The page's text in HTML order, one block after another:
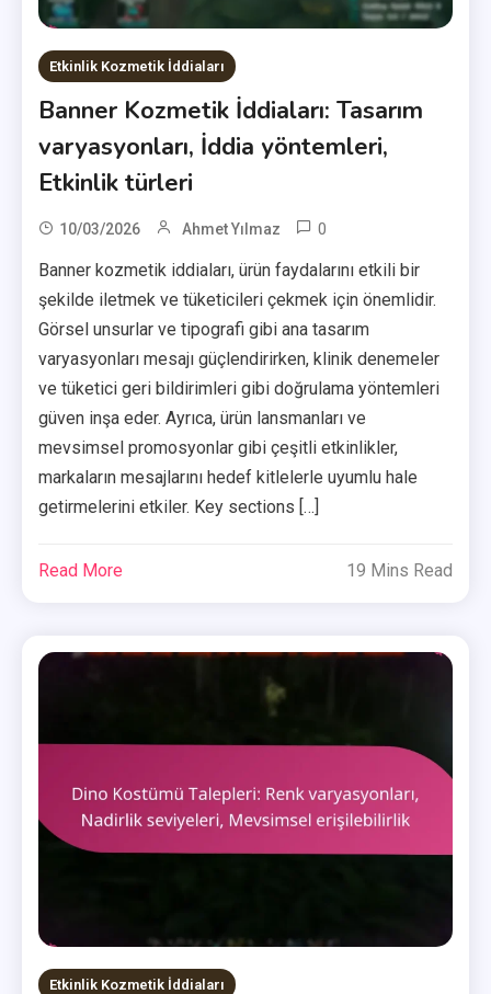
Etkinlik Kozmetik İddiaları
Banner Kozmetik İddiaları: Tasarım
varyasyonları, İddia yöntemleri,
Etkinlik türleri
10/03/2026 Ahmet Yılmaz 0
Banner kozmetik iddiaları, ürün faydalarını etkili bir
şekilde iletmek ve tüketicileri çekmek için önemlidir.
Görsel unsurlar ve tipografi gibi ana tasarım
varyasyonları mesajı güçlendirirken, klinik denemeler
ve tüketici geri bildirimleri gibi doğrulama yöntemleri
güven inşa eder. Ayrıca, ürün lansmanları ve
mevsimsel promosyonlar gibi çeşitli etkinlikler,
markaların mesajlarını hedef kitlelerle uyumlu hale
getirmelerini etkiler. Key sections […]
Read More 19 Mins Read
Etkinlik Kozmetik İddiaları